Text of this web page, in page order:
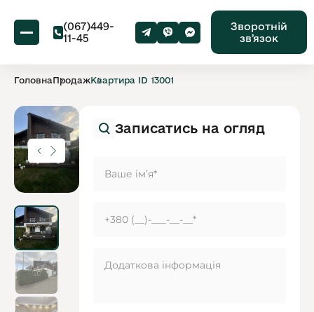
(067)449-
11-45
Зворотній
звʼязок
ГоловнаПродажКвартира ID 13001
Записатись на огляд